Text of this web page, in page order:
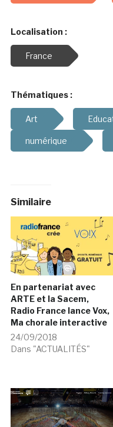
Localisation :
France
Thématiques :
Art
numérique
Similaire
En partenariat avec
ARTE et la Sacem,
Radio France lance Vox,
Ma chorale interactive
24/09/2018
Dans "ACTUALITÉS"